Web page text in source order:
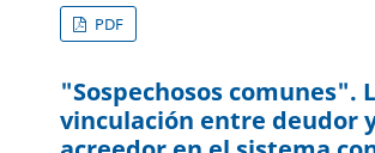
PDF
"Sospechosos comunes".
vinculación entre deudor